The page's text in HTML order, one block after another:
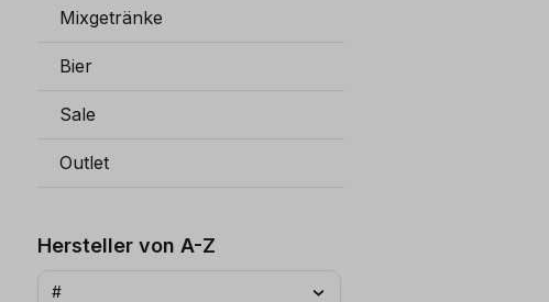
Mixgetränke
Bier
Sale
Outlet
Hersteller von A-Z
#